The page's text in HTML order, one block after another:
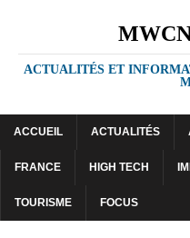
ACTUALITÉS ET
ACCUEIL ACTUALITÉS
FRANCE HIGH TECH
TOURISME FOCUS